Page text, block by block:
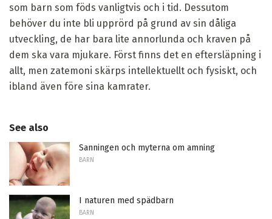
som barn som föds vanligtvis och i tid. Dessutom
behöver du inte bli upprörd på grund av sin dåliga
utveckling, de har bara lite annorlunda och kraven på
dem ska vara mjukare. Först finns det en eftersläpning i
allt, men zatemoni skärps intellektuellt och fysiskt, och
ibland även före sina kamrater.
See also
Sanningen och myterna om amning
BARN
I naturen med spädbarn
BARN